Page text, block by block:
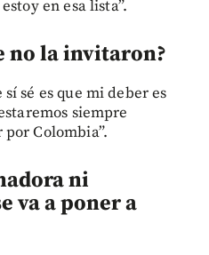
en esa lista”.
no la invitaron?
sé es que mi deber es
siempre
Colombia”.
ni
va a poner a